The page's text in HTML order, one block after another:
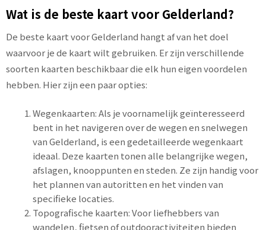
Wat is de beste kaart voor Gelderland?
De beste kaart voor Gelderland hangt af van het doel
waarvoor je de kaart wilt gebruiken. Er zijn verschillende
soorten kaarten beschikbaar die elk hun eigen voordelen
hebben. Hier zijn een paar opties:
Wegenkaarten: Als je voornamelijk geïnteresseerd
bent in het navigeren over de wegen en snelwegen
van Gelderland, is een gedetailleerde wegenkaart
ideaal. Deze kaarten tonen alle belangrijke wegen,
afslagen, knooppunten en steden. Ze zijn handig voor
het plannen van autoritten en het vinden van
specifieke locaties.
Topografische kaarten: Voor liefhebbers van
wandelen, fietsen of outdooractiviteiten bieden